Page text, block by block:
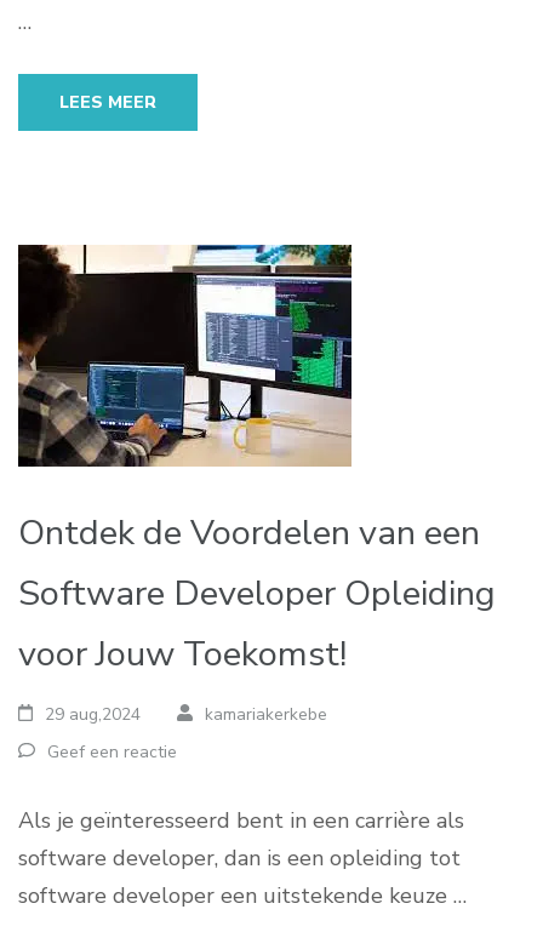
…
LEES MEER
Ontdek de Voordelen van een
Software Developer Opleiding
voor Jouw Toekomst!
29 aug,2024
kamariakerkebe
Geef een reactie
Als je geïnteresseerd bent in een carrière als
software developer, dan is een opleiding tot
software developer een uitstekende keuze …